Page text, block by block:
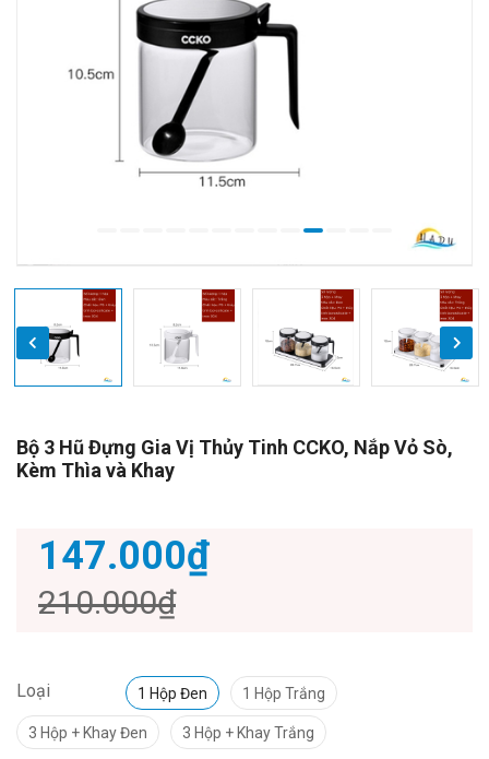
Bộ 3 Hũ Đựng Gia Vị Thủy Tinh CCKO, Nắp Vỏ Sò,
Kèm Thìa và Khay
147.000₫
210.000₫
Loại 1 Hộp Đen 1 Hộp Trắng
3 Hộp + Khay Đen 3 Hộp + Khay Trắng